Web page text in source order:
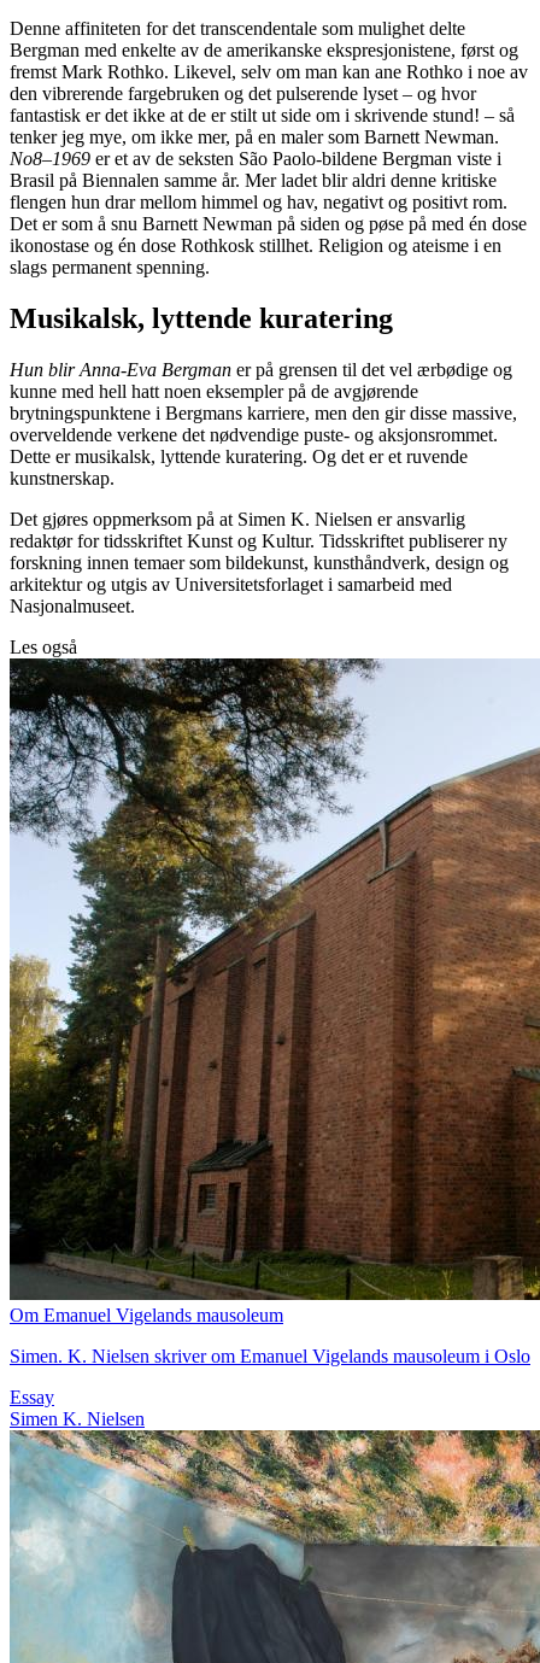
Denne affiniteten for det transcendentale som mulighet delte
Bergman med enkelte av de amerikanske ekspresjonistene, først og
fremst Mark Rothko. Likevel, selv om man kan ane Rothko i noe av
den vibrerende fargebruken og det pulserende lyset – og hvor
fantastisk er det ikke at de er stilt ut side om i skrivende stund! – så
tenker jeg mye, om ikke mer, på en maler som Barnett Newman.
No8–1969 er et av de seksten São Paolo-bildene Bergman viste i
Brasil på Biennalen samme år. Mer ladet blir aldri denne kritiske
flengen hun drar mellom himmel og hav, negativt og positivt rom.
Det er som å snu Barnett Newman på siden og pøse på med én dose
ikonostase og én dose Rothkosk stillhet. Religion og ateisme i en
slags permanent spenning.
Musikalsk, lyttende kuratering
Hun blir Anna-Eva Bergman er på grensen til det vel ærbødige og
kunne med hell hatt noen eksempler på de avgjørende
brytningspunktene i Bergmans karriere, men den gir disse massive,
overveldende verkene det nødvendige puste- og aksjonsrommet.
Dette er musikalsk, lyttende kuratering. Og det er et ruvende
kunstnerskap.
Det gjøres oppmerksom på at Simen K. Nielsen er ansvarlig
redaktør for tidsskriftet Kunst og Kultur. Tidsskriftet publiserer ny
forskning innen temaer som bildekunst, kunsthåndverk, design og
arkitektur og utgis av Universitetsforlaget i samarbeid med
Nasjonalmuseet.
Les også
Om Emanuel Vigelands mausoleum
Simen. K. Nielsen skriver om Emanuel Vigelands mausoleum i Oslo
Essay
Simen K. Nielsen